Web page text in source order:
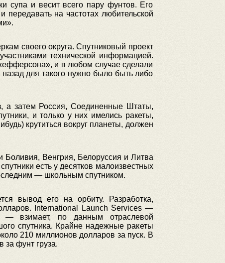
супа и весит всего пару фунтов. Его
на частотах любительской
своего округа. Спутниковый проект
технической информацией.
и в любом случае сделали
для такого нужно было быть либо
а затем Россия, Соединенные Штаты,
и только у них имелись ракеты,
крутиться вокруг планеты, должен
Боливия, Венгрия, Белоруссия и Литва
есть у десятков малоизвестных
— школьным спутником.
вывод его на орбиту. Разработка,
International Launch Services —
— взимает, по данным отраслевой
спутника. Крайне надежные ракеты
210 миллионов долларов за пуск. В
за фунт груза.